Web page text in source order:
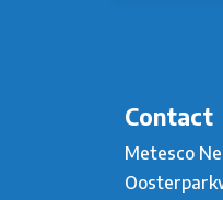
Contact
Metesco